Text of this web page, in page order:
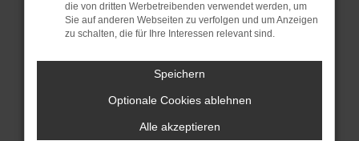
sind.
Veraltete Software birgt nicht nur ein
führen, dass bestimmte Funktionen nicht
Wende dich an den Webseitenbetreiber.
Wenn du alle oben genannten Schritte
die von dritten Werbetreibenden verwendet werden, um
Sie auf anderen Webseiten zu verfolgen und um Anzeigen
zu schalten, die für Ihre Interessen relevant sind.
Speichern
Optionale Cookies ablehnen
Alle akzeptieren